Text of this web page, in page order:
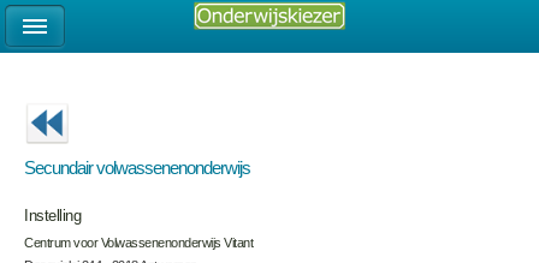
Secundair volwassenenonderwijs
Instelling
Centrum voor Volwassenenonderwijs Vitant